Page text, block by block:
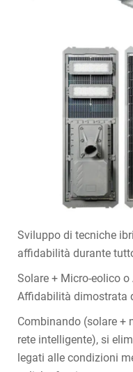
Sviluppo di tecniche
affidabilità durante
Solare + Micro-eolico
Affidabilità dimostrata
Combinando (solare +
rete intelligente), si
legati alle condizioni